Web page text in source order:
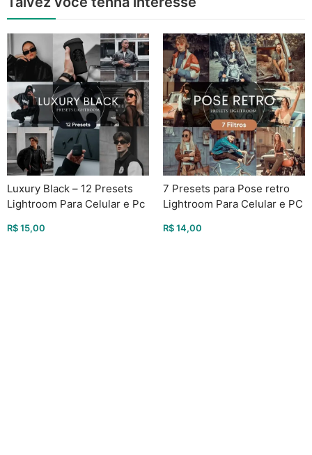
Luxury Black – 12 Presets
Lightroom Para Celular e Pc
R$15,00
7 Presets para Pose retro
Lightroom Para Celular e PC
R$14,00